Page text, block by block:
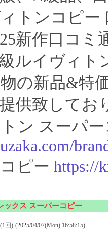
トンコピー
新作口コ
ルイヴィト
の新品&特
供致してお
ン スーパ
ピー https://
ックス スーパーコピー
回)-(2025/04/07(Mon) 16:58:15)